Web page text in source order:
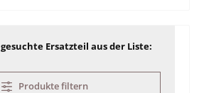
Ersatzteil aus der Liste:
Produkte filtern